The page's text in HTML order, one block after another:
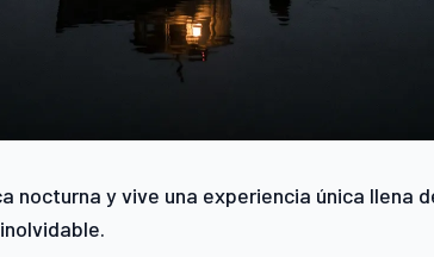
nocturna y vive una experiencia única llena